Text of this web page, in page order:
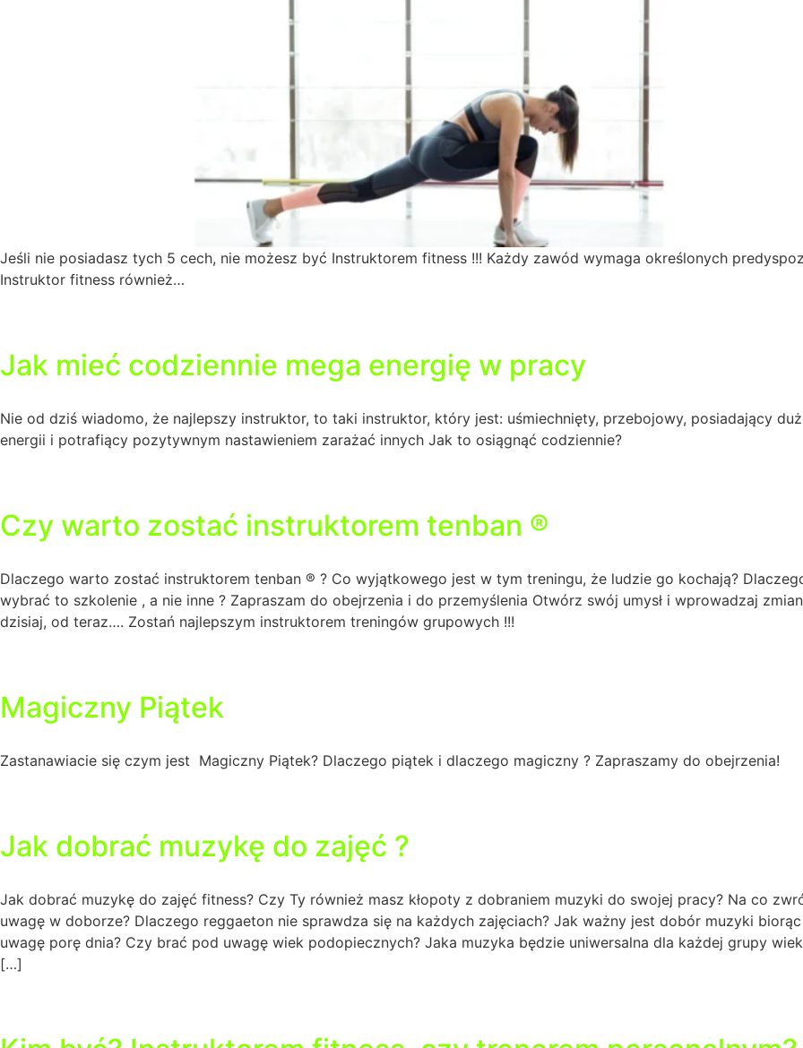
Jeśli nie posiadasz tych 5 cech, nie możesz być Instruktorem fitness !!! Każdy zawód wymaga określonych
Instruktor fitness również…
Jak mieć codziennie mega energię w pracy
Nie od dziś wiadomo, że najlepszy instruktor, to taki instruktor, który jest: uśmiechnięty, przebojowy, posiadający
energii i potrafiący pozytywnym nastawieniem zarażać innych Jak to osiągnąć codziennie?
Czy warto zostać instruktorem tenban ®
Dlaczego warto zostać instruktorem tenban ® ? Co wyjątkowego jest w tym treningu, że ludzie go kochają?
wybrać to szkolenie , a nie inne ? Zapraszam do obejrzenia i do przemyślenia Otwórz swój umysł i wprowadzaj
dzisiaj, od teraz…. Zostań najlepszym instruktorem treningów grupowych !!!
Magiczny Piątek
Zastanawiacie się czym jest Magiczny Piątek? Dlaczego piątek i dlaczego magiczny ? Zapraszamy do obejrzenia!
Jak dobrać muzykę do zajęć ?
Jak dobrać muzykę do zajęć fitness? Czy Ty również masz kłopoty z dobraniem muzyki do swojej pracy? Na co
uwagę w doborze? Dlaczego reggaeton nie sprawdza się na każdych zajęciach? Jak ważny jest dobór muzyki
uwagę porę dnia? Czy brać pod uwagę wiek podopiecznych? Jaka muzyka będzie uniwersalna dla każdej grupy
[…]